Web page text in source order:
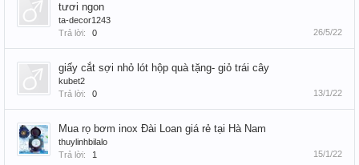
tươi ngon
ta-decor1243
Trả lời:
0 26/5/22
giấy cắt sợi nhỏ lót hộp quà tặng- giỏ trái cây
kubet2
Trả lời:
0 13/1/22
Mua rọ bơm inox Đài Loan giá rẻ tại Hà Nam
thuylinhbilalo
Trả lời:
1 15/1/22